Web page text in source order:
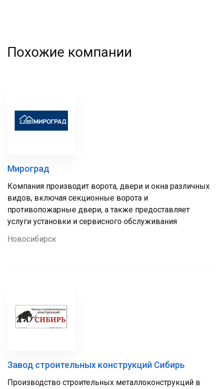
Похожие компании
Мироград
Компания производит ворота, двери и окна различных
видов, включая секционные ворота и
противопожарные двери, а также предоставляет
услуги установки и сервисного обслуживания
Новосибирск
Завод строительных конструкций Сибирь
Производство строительных металлоконструкций в